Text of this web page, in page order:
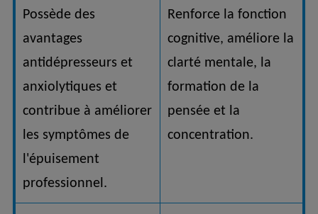
Possède des
avantages
antidépresseurs et
anxiolytiques et
contribue à améliorer
les symptômes de
l'épuisement
professionnel.
Renforce la fonction
cognitive, améliore la
clarté mentale, la
formation de la
pensée et la
concentration.